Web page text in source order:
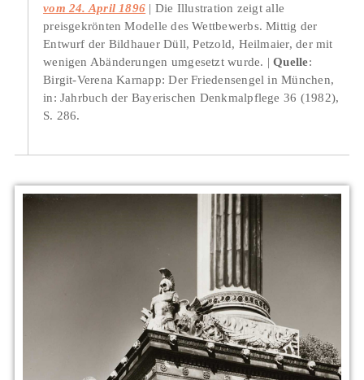
vom 24. April 1896
Die Illustration zeigt alle
preisgekrönten Modelle des Wettbewerbs. Mittig der
Entwurf der Bildhauer Düll, Petzold, Heilmaier, der mit
wenigen Abänderungen umgesetzt wurde.
Quelle:
Birgit-Verena Karnapp: Der Friedensengel in München,
in: Jahrbuch der Bayerischen Denkmalpflege 36 (1982),
S. 286.